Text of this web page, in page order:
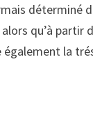
qu’à
la